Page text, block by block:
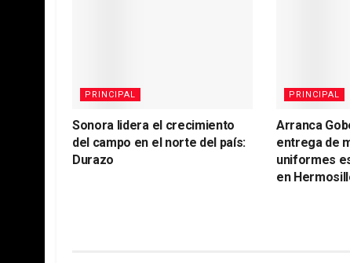
PRINCIPAL
Sonora lidera el crecimiento
del campo en el norte del país:
Durazo
PRINCIPAL
Arranca
entrega de
uniformes
en